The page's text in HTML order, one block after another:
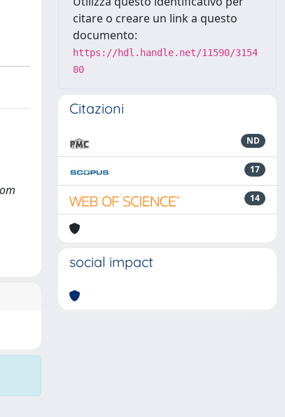
citare o creare un link a questo
documento:
https://hdl.handle.net/11590/3154
80
Citazioni
ND
17
14
social impact